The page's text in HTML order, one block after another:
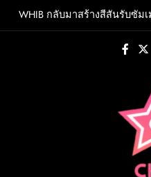
Skipสร้างปรากฏการณ์ใหม่แห่งวงก
WHIB กลับมาสร้างสีสันรับซั
ถอดรหัส AI ประเทศไทย จะเป
ชูกลยุทธ์การเป็น REEV
ต่อยอดความสำเร็จครึ่งปีแรกด้
F.HERO จับมือเกิร์ลกรุ๊ปมาเลเ
ใหม่สุดสตรอง “G.O.A.T”รว
สร้างปรากฏการณ์ใหม่แห่งวงก
WHIB กลับมาสร้างสีสันรับซัม
2 CHERRY PIEพร้อมออกเดิน
ตนที่เป็นเอกลักษณ์ของตัวเอง
ถอดรหัส AI ประเทศไทย จะเป